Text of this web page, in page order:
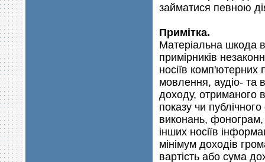
займатися певною
Примітка.
Матеріальна шкода
примірників
носіїв
мовлення, аудіо- та
доходу, отриманого
показу чи
виконань, фонограм,
інших носіїв
мінімум доходів
вартість або сума